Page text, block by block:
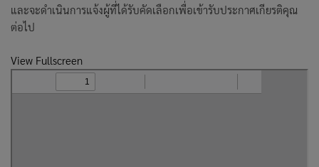
และจะดำเนินการแจ้งผู้ที่ได้รับคัดเลือกเพื่อเข้ารับประกาศเกียรติคุณ
ต่อไป
View Fullscreen